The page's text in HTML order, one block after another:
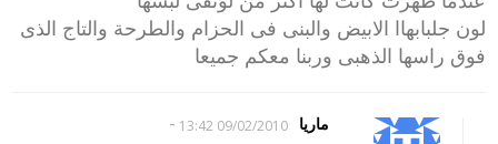
لون جلبابهاا الابيض والبنى فى الحزام والطرحة والتاج الذى
فوق راسها الذهبى وربنا معكم جميعا
ماريا 09/02/2010 13:42
-